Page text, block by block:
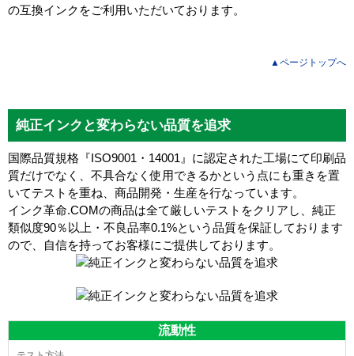
の互換インクをご利用いただいております。
▲ページトップへ
純正インクと変わらない品質を追求
国際品質規格『ISO9001・14001』に認定された工場にて印刷品
質だけでなく、不具合なく使用できるかという点にも重きを置
いてテストを重ね、商品開発・生産を行なっています。
インク革命.COMの商品は全て厳しいテストをクリアし、 純正
類似度90％以上・不良品率0.1%という品質を保証しております
ので、自信を持ってお客様にご提供しております。
流動性